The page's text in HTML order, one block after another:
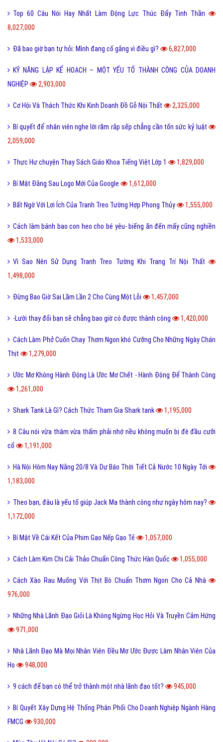
Top 60 Câu Nói Hay Nhất Làm Động Lực Thúc Đẩy Tinh Thần
8,027,000
Đã bao giờ bạn tự hỏi: Mình đang cố gắng vì điều gì? 6,827,000
KỸ NĂNG LẬP KẾ HOẠCH – MỘT YẾU TỐ THÀNH CÔNG CỦA DOANH
NGHIỆP
2,903,000
Cơ Hội Và Thách Thức Khi Kinh Doanh Đồ Gỗ Nội Thất 2,325,000
Bí quyết để nhân viên nghe lời răm rắp sếp chẳng cần tốn sức kỷ luật
2,059,000
Thực Hư chuyện Thay Sách Giáo Khoa Tiếng Việt Lớp 1 1,829,000
Bí Mật Đằng Sau Logo Mới Của Google 1,612,000
Bất Ngờ Với Lợi Ích Của Tranh Treo Tường Hợp Phong Thủy 1,555,000
Cách làm bánh bao con heo cho bé yêu- biếng ăn đến mấy cũng nghiền
1,533,000
Vì Sao Nên Sử Dụng Tranh Treo Tường Khi Trang Trí Nội Thất
1,498,000
Đừng Bao Giờ Sai Lầm Lần 2 Cho Cùng Một Lỗi 1,457,000
-Lười thay đổi bạn sẽ chẳng bao giờ có được thành công 1,420,000
Cách Làm Phở Cuốn Chay Thơm Ngon khó Cưỡng Cho Những Ngày Chán
Thịt
1,279,000
Ước Mơ Không Hành Động Là Ước Mơ Chết - Hành Động Để Thành Công
1,261,000
Shark Tank Là Gì? Cách Thức Tham Gia Shark tank 1,195,000
8 Câu nói vừa thâm vừa thấm phải nhớ nều không muốn bị đè đầu cưỡi
cổ
1,191,000
Hà Nội Hôm Nay Nắng 20/8 Và Dự Báo Thời Tiết Cả Nước 10 Ngày Tới
1,183,000
Theo bạn, đâu là yếu tố giúp Jack Ma thành công như ngày hôm nay?
1,172,000
Bí Mật Về Cái Kết Của Phim Gạo Nếp Gạo Tẻ 1,057,000
Cách Làm Kim Chi Cải Thảo Chuẩn Công Thức Hàn Quốc 1,055,000
Cách Xào Rau Muống Với Thịt Bò Chuẩn Thơm Ngon Cho Cả Nhà
976,000
Những Nhà Lãnh Đạo Giỏi Là Không Ngừng Học Hỏi Và Truyền Cảm Hứng
971,000
Nhà Lãnh Đạo Mà Mọi Nhân Viên Đều Mơ Ước Được Làm Nhân Viên Của
Họ
948,000
9 cách để bạn có thể trở thành một nhà lãnh đạo tốt? 945,000
Bí Quyết Xây Dựng Hệ Thống Phân Phối Cho Doanh Nghiệp Ngành Hàng
FMCG
930,000